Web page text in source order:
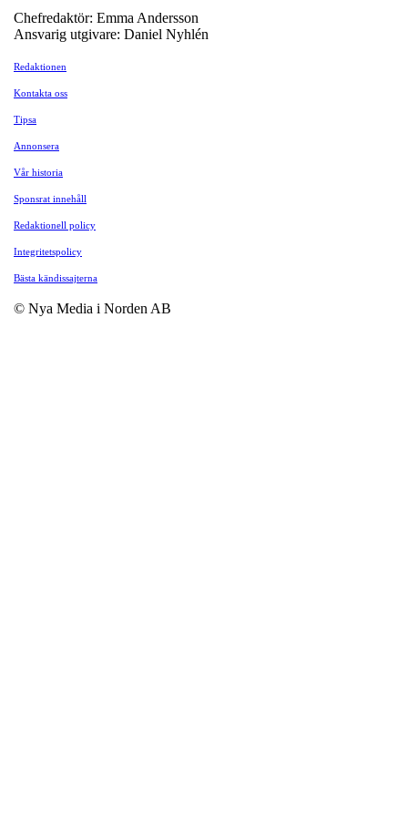
Chefredaktör: Emma Andersson
Ansvarig utgivare: Daniel Nyhlén
Redaktionen
Kontakta oss
Tipsa
Annonsera
Vår historia
Sponsrat innehåll
Redaktionell policy
Integritetspolicy
Bästa kändissajterna
© Nya Media i Norden AB